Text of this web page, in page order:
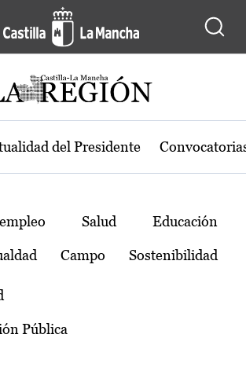
la región de Castilla-La
del Presidente
Salud Educación
Campo Sostenibilidad
Pública